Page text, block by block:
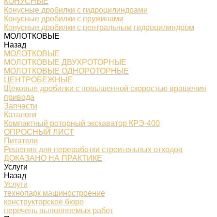
Конусные дробилки с гидроцилиндрами
Конусные дробилки с пружинами
Конусные дробилки с центральным гидроцилиндром
МОЛОТКОВЫЕ
Назад
МОЛОТКОВЫЕ
МОЛОТКОВЫЕ ДВУХРОТОРНЫЕ
МОЛОТКОВЫЕ ОДНОРОТОРНЫЕ
ЦЕНТРОБЕЖНЫЕ
Щековые дробилки с повышенной скоростью вращения
привода
Запчасти
Каталоги
Компактный роторный экскаватор КРЭ-400
ОПРОСНЫЙ ЛИСТ
Питатели
Решения для переработки строительных отходов
ДОКАЗАНО НА ПРАКТИКЕ
Услуги
Назад
Услуги
технопарк машиностроение
конструкторское бюро
перечень выполняемых работ